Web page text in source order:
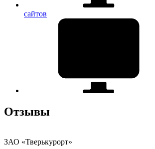
сайтов
Отзывы
ЗАО «Тверькурорт»